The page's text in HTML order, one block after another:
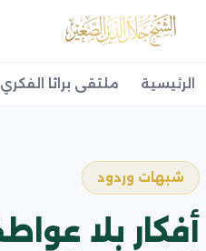
الرئيسية ملتقى براثا الفكري
شبهات وردود